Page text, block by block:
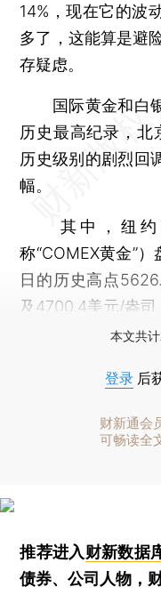
14%，现在它的波
多了，这能算是避
存疑虑。
国际黄金和白银
历史最高纪录，北
历史级别的剧烈回
幅。
其中，纽约
称“COMEX黄金”
日的历史高点
及4700.4美元/盎司
本文共
登录 后
财新通会
可畅读全
推荐进入财新数据
债券、公司人物，